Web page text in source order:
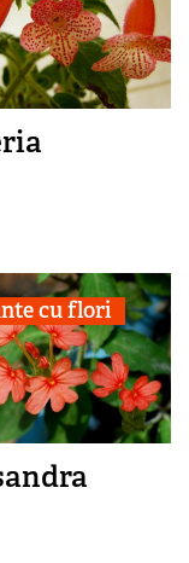
cu flori